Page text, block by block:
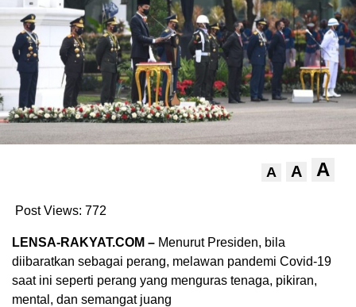
A A A
Post Views: 772
LENSA-RAKYAT.COM – Menurut Presiden, bila
diibaratkan sebagai perang, melawan pandemi Covid-19
saat ini seperti perang yang menguras tenaga, pikiran,
mental, dan semangat juang